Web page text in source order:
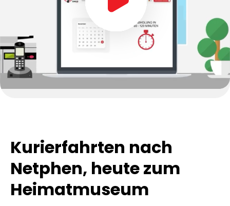
Kurierfahrten nach